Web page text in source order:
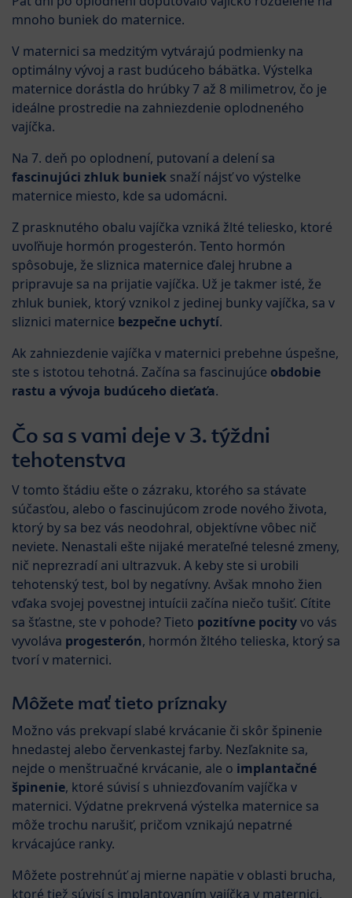
mnoho buniek do maternice.
V maternici sa medzitým vytvárajú podmienky na
optimálny vývoj a rast budúceho bábätka. Výstelka
maternice dorástla do hrúbky 7 až 8 milimetrov, čo je
ideálne prostredie na zahniezdenie oplodneného
vajíčka.
Na 7. deň po oplodnení, putovaní a delení sa
fascinujúci zhluk buniek snaží nájsť vo výstelke
maternice miesto, kde sa udomácni.
Z prasknutého obalu vajíčka vzniká žlté teliesko, ktoré
uvoľňuje hormón progesterón. Tento hormón
spôsobuje, že sliznica maternice ďalej hrubne a
pripravuje sa na prijatie vajíčka. Už je takmer isté, že
zhluk buniek, ktorý vznikol z jedinej bunky vajíčka, sa v
sliznici maternice bezpečne uchytí.
Ak zahniezdenie vajíčka v maternici prebehne úspešne,
ste s istotou tehotná. Začína sa fascinujúce obdobie
rastu a vývoja budúceho dieťaťa.
Čo sa s vami deje v 3. týždni
tehotenstva
V tomto štádiu ešte o zázraku, ktorého sa stávate
súčasťou, alebo o fascinujúcom zrode nového života,
ktorý by sa bez vás neodohral, objektívne vôbec nič
neviete. Nenastali ešte nijaké merateľné telesné zmeny,
nič neprezradí ani ultrazvuk. A keby ste si urobili
tehotenský test, bol by negatívny. Avšak mnoho žien
vďaka svojej povestnej intuícii začína niečo tušiť. Cítite
sa šťastne, ste v pohode? Tieto pozitívne pocityvo vás
vyvoláva progesterón, hormón žltého telieska, ktorý sa
tvorí v maternici.
Môžete mať tieto príznaky
Možno vás prekvapí slabé krvácanie či skôr špinenie
hnedastej alebo červenkastej farby. Nezľaknite sa,
nejde o menštruačné krvácanie, ale o implantačné
špinenie, ktoré súvisí s uhniezďovaním vajíčka v
maternici. Výdatne prekrvená výstelka maternice sa
môže trochu narušiť, pričom vznikajú nepatrné
krvácajúce ranky.
Môžete postrehnúť aj mierne napätie v oblasti brucha,
ktoré tiež súvisí s implantovaním vajíčka v maternici.